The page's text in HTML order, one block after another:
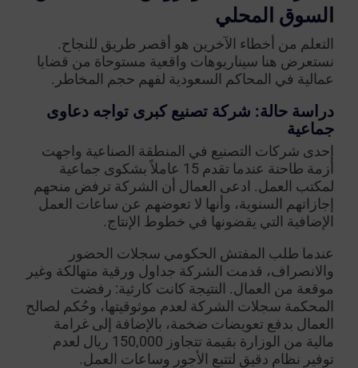
السوق المحلي
التعلم من أخطاء الآخرين هو أقصر طريق للنجاح.
نستعرض هنا سيناريوهات واقعية مستوحاة من قضايا
عمالية في المحاكم السعودية لفهم حجم المخاطر.
دراسة حالة: شركة تصنيع كبرى تواجه دعاوى
جماعية
إحدى شركات التصنيع في المنطقة الصناعية واجهت
أزمة طاحنة عندما تقدم 15 عاملاً بشكوى جماعية
لمكتب العمل. ادعى العمال أن الشركة ترفض منحهم
إجازاتهم السنوية، وأنها لا تعوضهم عن ساعات العمل
الإضافية التي يقضونها في خطوط الإنتاج.
عندما طلب المفتش الحكومي سجلات الحضور
والانصراف، قدمت الشركة جداول ورقية متهالكة وغير
موقعة من العمال. النتيجة كانت كارثية: رفضت
المحكمة سجلات الشركة لعدم موثوقيتها، وحُكم لصالح
العمال بدفع تعويضات ضخمة، بالإضافة إلى غرامة
مالية من الوزارة بقيمة تتجاوز 150,000 ريال لعدم
توفير نظام دقيق لتتبع الأجور وساعات العمل.